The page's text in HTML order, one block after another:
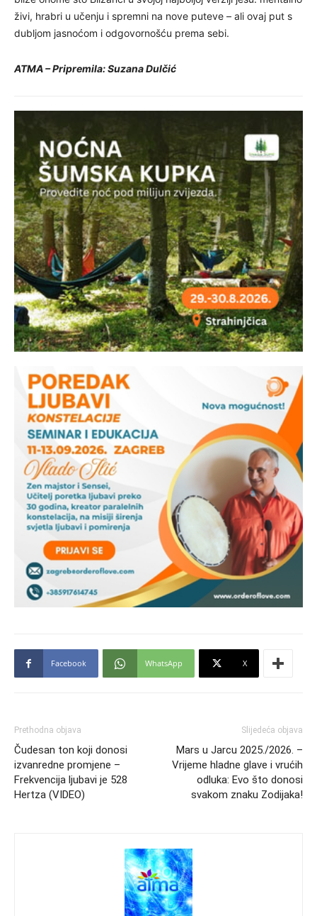
živi, hrabri u učenju i spremni na nove puteve – ali ovaj put s
dubljom jasnoćom i odgovornošću prema sebi.
ATMA – Pripremila: Suzana Dulčić
Facebook WhatsApp X
Prethodna objava
Čudesan ton koji donosi
izvanredne promjene –
Frekvencija ljubavi je 528
Hertza (VIDEO)
Slijedeća objava
Mars u Jarcu 2025./2026. –
Vrijeme hladne glave i vrućih
odluka: Evo što donosi
svakom znaku Zodijaka!